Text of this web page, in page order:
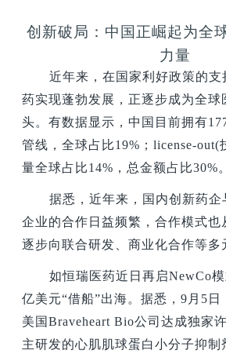
创新破局：中国正崛起为全
力量
近年来，在国家利好政策的支
药实现蓬勃发展，正逐步成为全球
头。有数据显示，中国目前拥有
管线，全球占比19%；license-out(
量全球占比14%，总金额占比30%。
据悉，近年来，国内创新药企
企业的合作日益频繁，合作模式也
逐步向联合研发、商业化合作等多
如恒瑞医药近日再启NewCo
亿美元“借船”出海。据悉，9月5
美国Braveheart Bio公司达成独家
主研发的心肌肌球蛋白小分子抑制